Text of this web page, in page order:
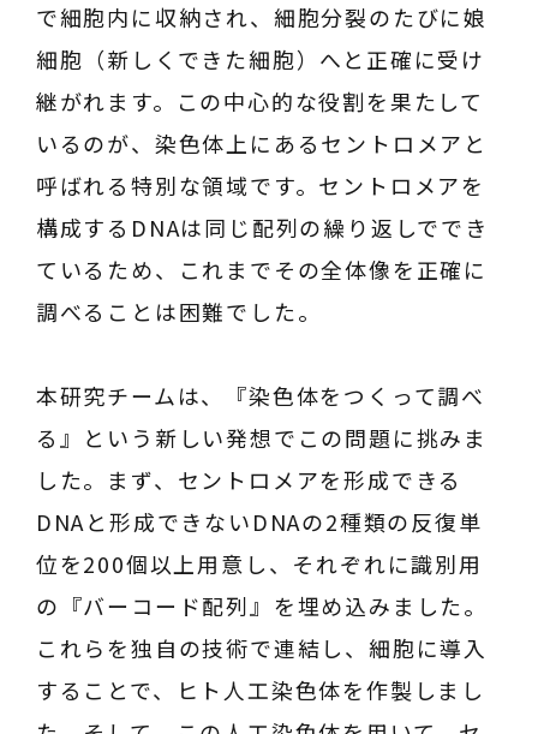
で細胞内に収納され、細胞分裂のたびに娘
細胞（新しくできた細胞）へと正確に受け
継がれます。この中心的な役割を果たして
いるのが、染色体上にあるセントロメアと
呼ばれる特別な領域です。セントロメアを
構成するDNAは同じ配列の繰り返しででき
ているため、これまでその全体像を正確に
調べることは困難でした。
本研究チームは、『染色体をつくって調べ
る』という新しい発想でこの問題に挑みま
した。まず、セントロメアを形成できる
DNAと形成できないDNAの2種類の反復単
位を200個以上用意し、それぞれに識別用
の『バーコード配列』を埋め込みました。
これらを独自の技術で連結し、細胞に導入
することで、ヒト人工染色体を作製しまし